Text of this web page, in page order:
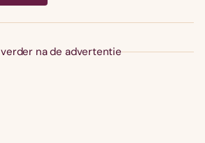
na de advertentie